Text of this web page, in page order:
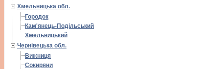
Хмельницька обл.
Городок
Кам'янець-Подільський
Хмельницький
Чернівецька обл.
Вижниця
Сокиряни